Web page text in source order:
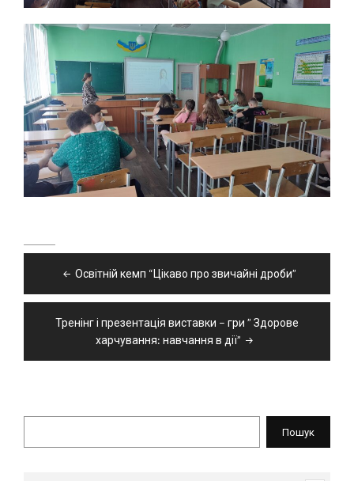
записівОсвітній кемп “Цікаво про звичайні дроби”
Тренінг і презентація виставки – гри ” Здорове
харчування: навчання в дії”
Пошук